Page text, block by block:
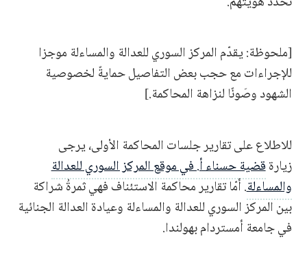
[ملحوظة: يقدّم المركز السوري للعدالة والمساءلة موجزا
للإجراءات مع حجب بعض التفاصيل حمايةً لخصوصية
الشهود وصَونًا لنزاهة المحاكمة.]
للاطلاع على تقارير جلسات المحاكمة الأولى، يرجى
زيارةقضية حسناء أ. في موقع المركز السوري للعدالة
والمساءلة. أمّا تقارير محاكمة الاستئناف فهي ثمرةُ شراكة
بين المركز السوري للعدالة والمساءلة وعيادة العدالة الجنائية
في جامعة أمستردام بهولندا.